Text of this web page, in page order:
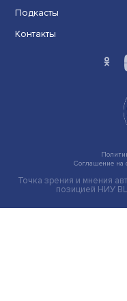
Операция без
Сохранить речь
из самых сложных
Экономика